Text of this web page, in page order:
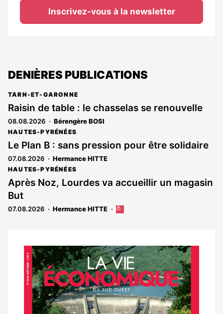
Inscrivez-vous à la newsletter
DENIÈRES PUBLICATIONS
TARN-ET-GARONNE
Raisin de table : le chasselas se renouvelle
08.08.2026 Bérengère BOSI
HAUTES-PYRÉNÉES
Le Plan B : sans pression pour être solidaire
07.08.2026 Hermance HITTE
HAUTES-PYRÉNÉES
Après Noz, Lourdes va accueillir un magasin
But
07.08.2026 Hermance HITTE
Cet
aux
abonnés
Notre
dernier
magazine